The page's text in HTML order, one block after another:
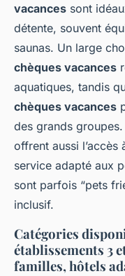
vacances sont
détente, souvent
saunas. Un large
chèques vacances
aquatiques, tandis
chèques vacances
des grands
offrent aussi l’accès
service adapté aux
sont parfois “pets
inclusif.
Catégories
établissements 3
familles, hôtels